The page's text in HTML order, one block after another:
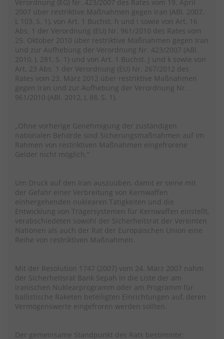
Verordnung (EG) Nr. 423/2007 des Rates vom 19. April
2007 über restriktive Maßnahmen gegen Iran (ABl. 2007,
L 103, S. 1), von Art. 1 Buchst. h und i sowie von Art. 16
Abs. 1 der Verordnung (EU) Nr. 961/2010 des Rates vom
25. Oktober 2010 über restriktive Maßnahmen gegen Iran
und zur Aufhebung der Verordnung Nr. 423/2007 (ABl.
2010, L 281, S. 1) und von Art. 1 Buchst. j und k sowie von
Art. 23 Abs. 1 der Verordnung (EU) Nr. 267/2012 des
Rates vom 23. März 2012 über restriktive Maßnahmen
gegen Iran und zur Aufhebung der Verordnung Nr.
961/2010 (ABl. 2012, L 88, S. 1).
„Ohne vorherige Genehmigung der zuständigen
nationalen Behörde sind Sicherungsmaßnahmen auf im
Rahmen von restriktiven Maßnahmen eingefrorene
Gelder nicht möglich.“
Um Druck auf den Iran auszuüben, damit er seine mit
der Gefahr einer Verbreitung von Kernwaffen
einhergehenden nuklearen Tätigkeiten und die
Entwicklung von Trägersystemen für Kernwaffen einstellt,
verabschiedeten sowohl der Sicherheitsrat der Vereinten
Nationen als auch der Rat der Europäischen Union eine
Reihe von restriktiven Maßnahmen.
Mit der Resolution 1747 (2007) vom 24. März 2007 nahm
der Sicherheitsrat Bank Sepah in die Liste der am
iranischen Nuklearprogramm oder am Programm für
ballistische Raketen beteiligten Einrichtungen auf, deren
Vermögenswerte eingefroren werden sollten.
Der gemeinsame Standpunkt des Rats bestimmte: